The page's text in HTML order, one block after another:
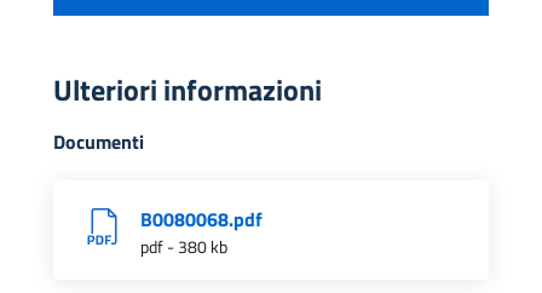
Ulteriori informazioni
Documenti
B0080068.pdf
pdf - 380 kb